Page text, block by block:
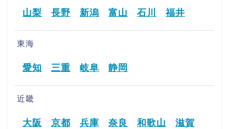
山梨 長野 新潟 富山 石川 福井
東海
愛知 三重 岐阜 静岡
近畿
大阪 京都 兵庫 奈良 和歌山 滋賀